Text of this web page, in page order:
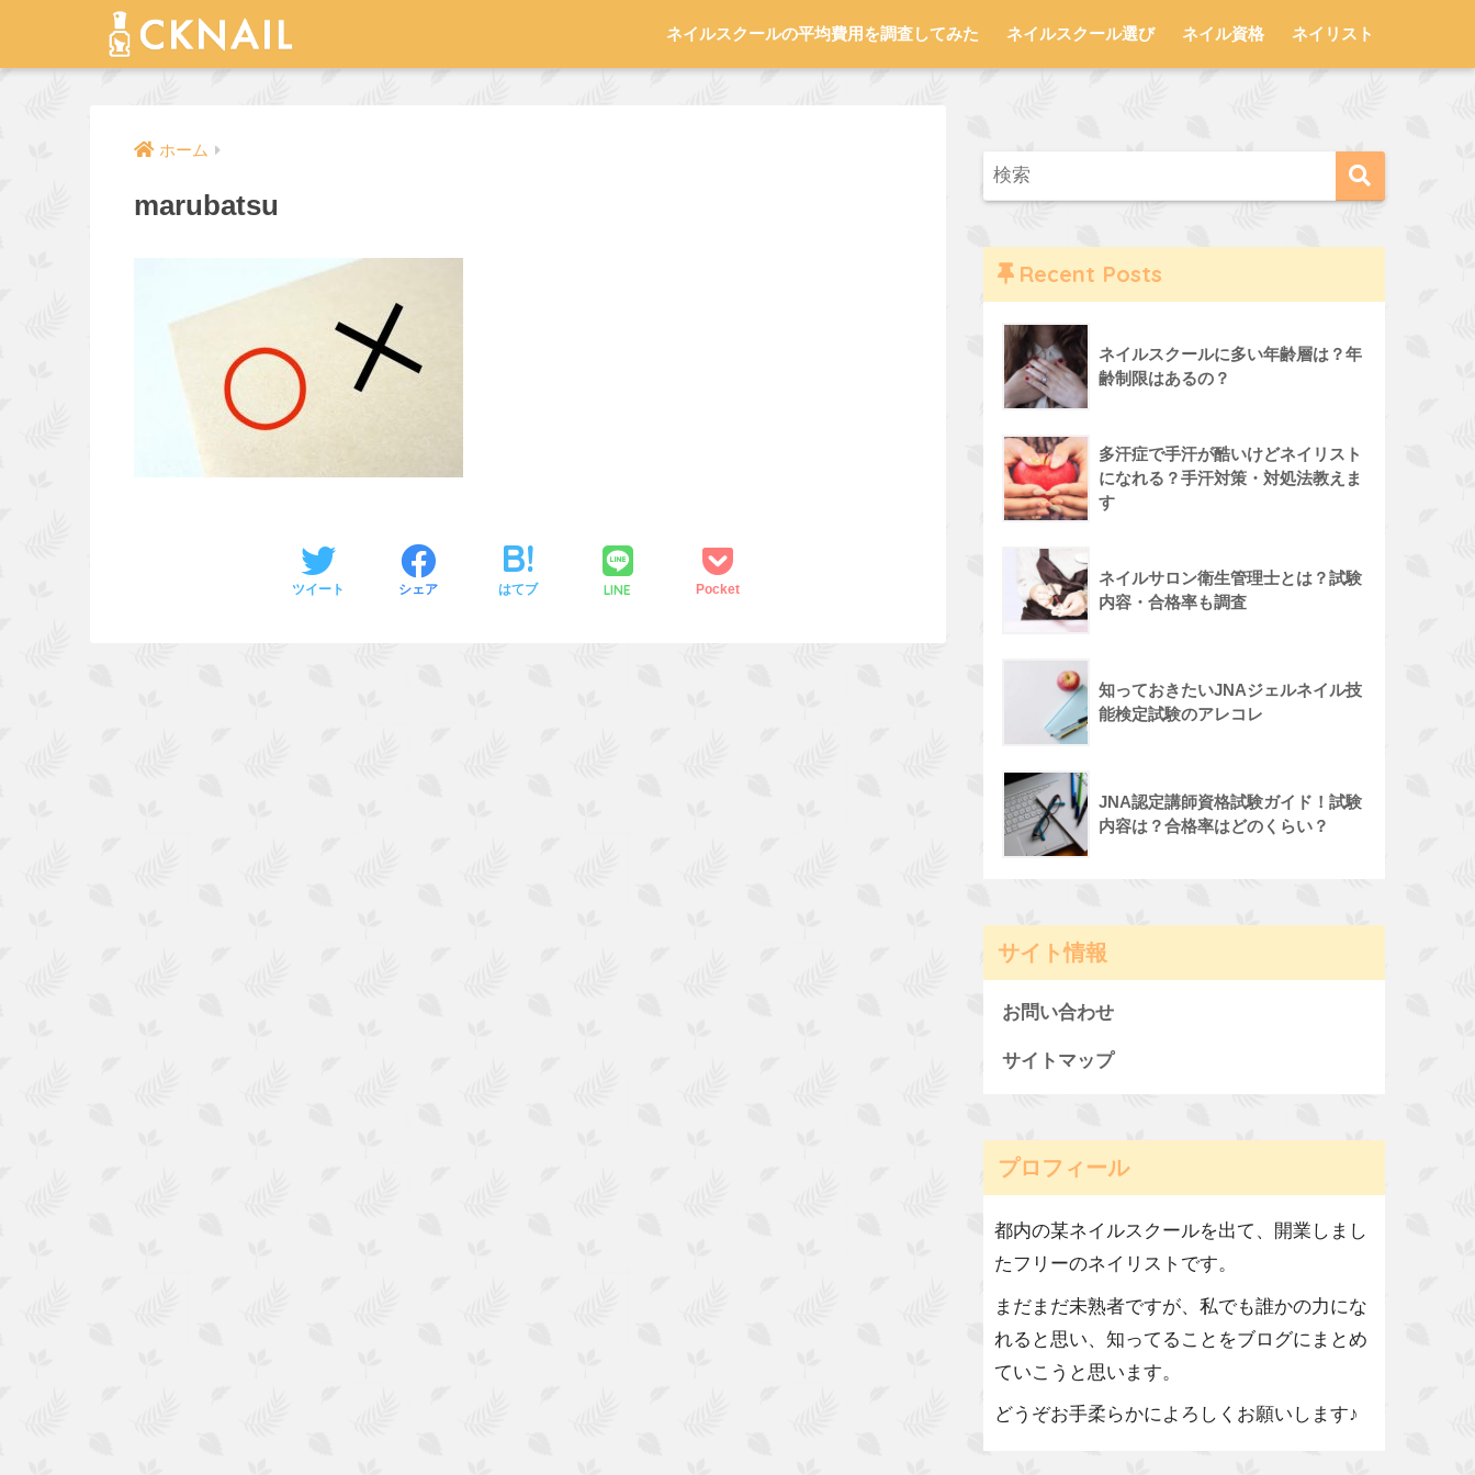
ネイルスクールの平均費用を調査してみた ネイルスクール選び ネイル資格 ネイリスト
ホーム
marubatsu
ツイート シェア はてブ LINE Pocket
Recent Posts
ネイルスクールに多い年齢層は？年
齢制限はあるの？
多汗症で手汗が酷いけどネイリスト
になれる？手汗対策・対処法教えま
す
ネイルサロン衛生管理士とは？試験
内容・合格率も調査
知っておきたいJNAジェルネイル技
能検定試験のアレコレ
JNA認定講師資格試験ガイド！試験
内容は？合格率はどのくらい？
サイト情報
お問い合わせ
サイトマップ
プロフィール
都内の某ネイルスクールを出て、開業しまし
たフリーのネイリストです。
まだまだ未熟者ですが、私でも誰かの力にな
れると思い、知ってることをブログにまとめ
ていこうと思います。
どうぞお手柔らかによろしくお願いします♪